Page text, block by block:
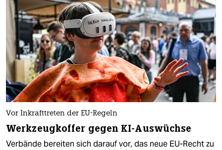
Vor Inkrafttreten der EU-Regeln
Werkzeugkoffer gegen KI-Auswüchse
Verbände bereiten sich darauf vor, das neue EU-Recht zu